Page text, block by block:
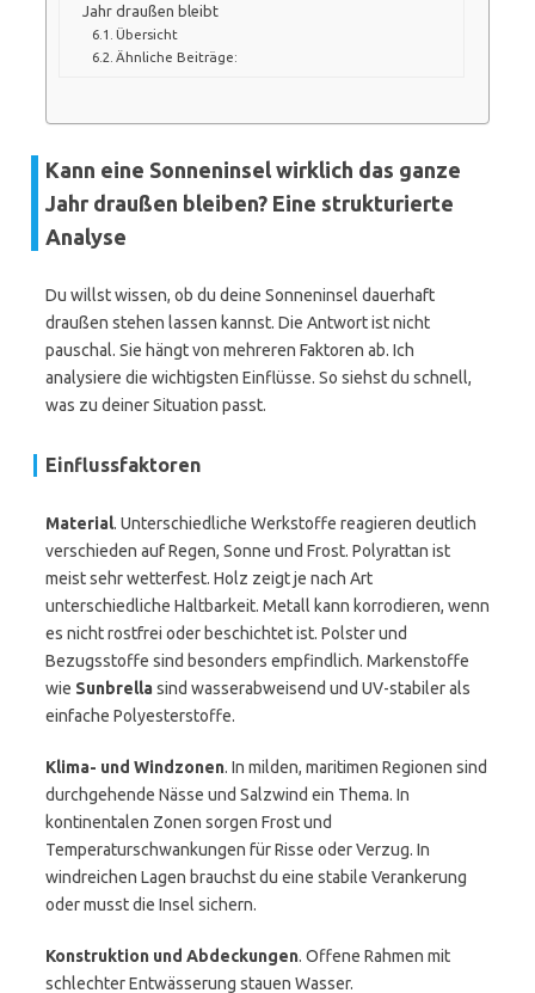
Jahr draußen bleibt
Übersicht
Ähnliche Beiträge:
Kann eine Sonneninsel wirklich das ganze
Jahr draußen bleiben? Eine strukturierte
Analyse
Du willst wissen, ob du deine Sonneninsel dauerhaft
draußen stehen lassen kannst. Die Antwort ist nicht
pauschal. Sie hängt von mehreren Faktoren ab. Ich
analysiere die wichtigsten Einflüsse. So siehst du schnell,
was zu deiner Situation passt.
Einflussfaktoren
Material. Unterschiedliche Werkstoffe reagieren deutlich
verschieden auf Regen, Sonne und Frost. Polyrattan ist
meist sehr wetterfest. Holz zeigt je nach Art
unterschiedliche Haltbarkeit. Metall kann korrodieren, wenn
es nicht rostfrei oder beschichtet ist. Polster und
Bezugsstoffe sind besonders empfindlich. Markenstoffe
wie Sunbrellasind wasserabweisend und UV-stabiler als
einfache Polyesterstoffe.
Klima- und Windzonen. In milden, maritimen Regionen sind
durchgehende Nässe und Salzwind ein Thema. In
kontinentalen Zonen sorgen Frost und
Temperaturschwankungen für Risse oder Verzug. In
windreichen Lagen brauchst du eine stabile Verankerung
oder musst die Insel sichern.
Konstruktion und Abdeckungen. Offene Rahmen mit
schlechter Entwässerung stauen Wasser.